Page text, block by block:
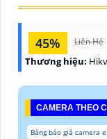
45% Liên Hệ
Thương hiệu:
CAMERA THEO
Bảng báo giá camera